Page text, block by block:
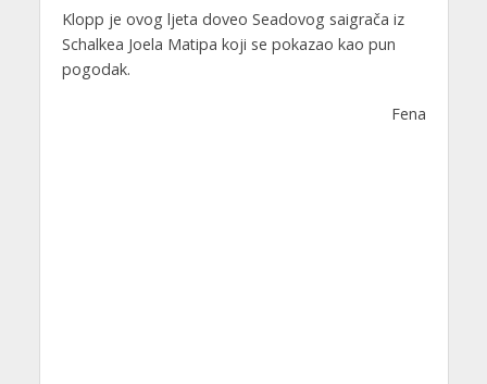
Klopp je ovog ljeta doveo Seadovog saigrača iz
Schalkea Joela Matipa koji se pokazao kao pun
pogodak.
Fena